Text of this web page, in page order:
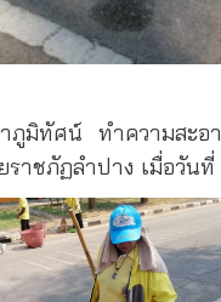
ภูมิทัศน์ ทำความสะ
าชภัฏลำปาง เมื่อวัน